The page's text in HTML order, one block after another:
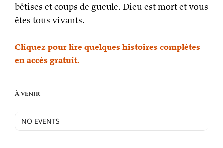
bêtises et coups de gueule. Dieu est mort et vous
êtes tous vivants.
Cliquez pour lire quelques histoires complètes
en accès gratuit.
À venir
NO EVENTS